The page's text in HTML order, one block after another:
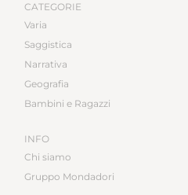
CATEGORIE
Varia
Saggistica
Narrativa
Geografia
Bambini e Ragazzi
INFO
Chi siamo
Gruppo Mondadori